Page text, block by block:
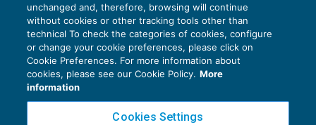
Privacy Policy
Cookie Policy
unchanged and, therefore, browsing will continue
without cookies or other tracking tools other than
technical To check the categories of cookies, configure
or change your cookie preferences, please click on
Cookie Preferences. For more information about
cookies, please see our Cookie Policy. More
information
Cookies Settings